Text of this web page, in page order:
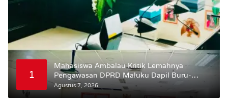
1
Mahasiswa Ambalau Kritik Lemahnya
Pengawasan DPRD Maluku Dapil Buru-
Bursel Terhadap Proses Perubahan Status
Agustus 7, 2026